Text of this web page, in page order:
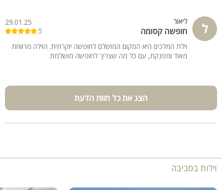
ל ליאור
חופשה קסומה
29.01.25
5
וילת המלכים היא המקום המושלם לחופשה יוקרתית. הוילה מרווחת
מאוד ומפנקת, עם כל מה שצריך לחופשה מושלמת
הצג את כל חוות הדעת
וילות בסביבה